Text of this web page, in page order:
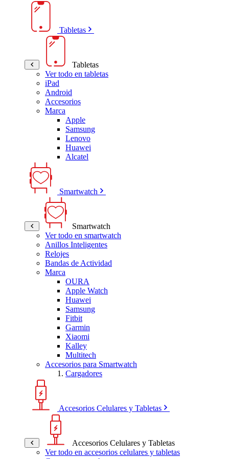
Tabletas
Tabletas
Ver todo en tabletas
iPad
Android
Accesorios
Marca
Apple
Samsung
Lenovo
Huawei
Alcatel
Smartwatch
Smartwatch
Ver todo en smartwatch
Anillos Inteligentes
Relojes
Bandas de Actividad
Marca
OURA
Apple Watch
Huawei
Samsung
Fitbit
Garmin
Xiaomi
Kalley
Multitech
Accesorios para Smartwatch
Cargadores
Accesorios Celulares y Tabletas
Accesorios Celulares y Tabletas
Ver todo en accesorios celulares y tabletas